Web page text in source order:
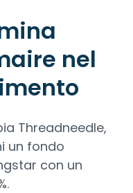
nel
Threadneedle,
un fondo
con un